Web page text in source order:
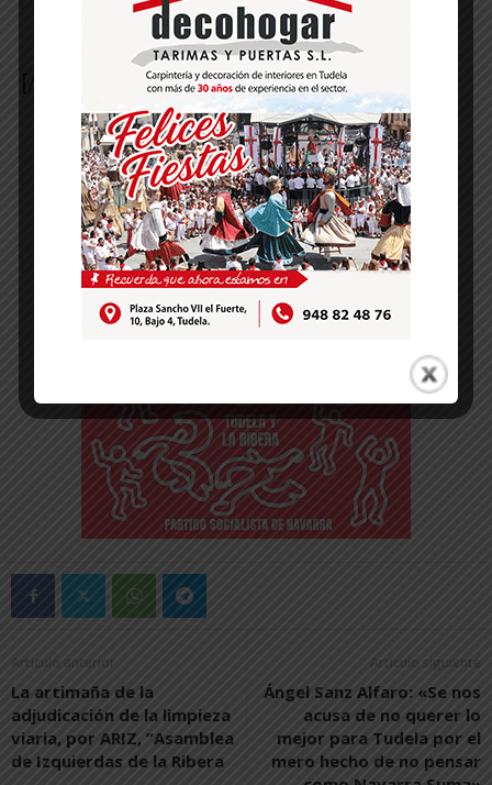
y 20:00h. (Homenaje)
[/ihc-hide-content]
-- Publicidad --
Artículo anterior
La artimaña de la
adjudicación de la limpieza
viaria, por ARIZ, “Asamblea
de Izquierdas de la Ribera
Artículo siguiente
Ángel Sanz Alfaro: «Se nos
acusa de no querer lo
mejor para Tudela por el
mero hecho de no pensar